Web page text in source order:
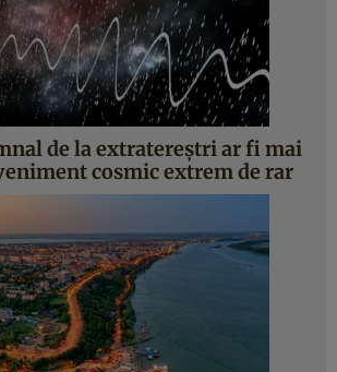
de la extratereștri ar fi mai
cosmic extrem de rar